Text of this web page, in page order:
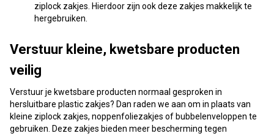
ziplock zakjes. Hierdoor zijn ook deze zakjes makkelijk te
hergebruiken.
Verstuur kleine, kwetsbare producten
veilig
Verstuur je kwetsbare producten normaal gesproken in
hersluitbare plastic zakjes? Dan raden we aan om in plaats van
kleine ziplock zakjes, noppenfoliezakjes of bubbelenveloppen te
gebruiken. Deze zakjes bieden meer bescherming tegen